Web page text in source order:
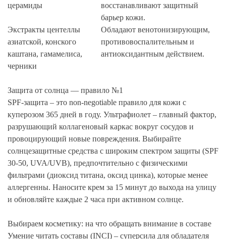
церамиды
восстанавливают защитный
барьер кожи.
Экстракты центеллы
азиатской, конского
каштана, гамамелиса,
черники
Обладают венотонизирующим,
противовоспалительным и
антиоксидантным действием.
Защита от солнца — правило №1
SPF-защита – это non-negotiable правило для кожи с
куперозом 365 дней в году. Ультрафиолет – главный фактор,
разрушающий коллагеновый каркас вокруг сосудов и
провоцирующий новые повреждения. Выбирайте
солнцезащитные средства с широким спектром защиты (SPF
30-50, UVA/UVB), предпочтительно с физическими
фильтрами (диоксид титана, оксид цинка), которые менее
аллергенны. Наносите крем за 15 минут до выхода на улицу
и обновляйте каждые 2 часа при активном солнце.
Выбираем косметику: на что обращать внимание в составе
Умение читать составы (INCI) – суперсила для обладателя